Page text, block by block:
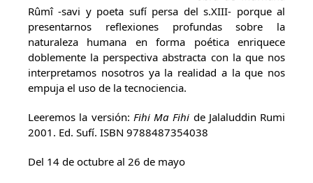
Rûmî -savi y poeta sufí persa del s.XIII- porque al
presentarnos reflexiones profundas sobre la
naturaleza humana en forma poética enriquece
doblemente la perspectiva abstracta con la que nos
interpretamos nosotros ya la realidad a la que nos
empuja el uso de la tecnociencia.
Leeremos la versión: Fihi Ma Fihi de Jalaluddin Rumi
2001. Ed. Sufí. ISBN 9788487354038
Del 14 de octubre al 26 de mayo